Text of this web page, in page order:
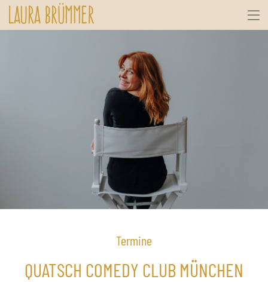
Termine
QUATSCH COMEDY CLUB MÜNCHEN